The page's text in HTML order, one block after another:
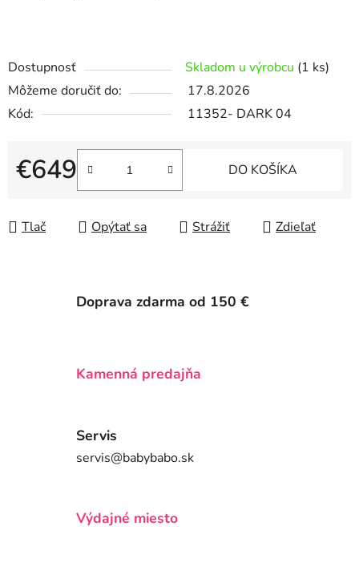
Dostupnosť Skladom u výrobcu (1 ks)
Môžeme doručiť do:
17.8.2026
Kód:
11352- DARK 04
€649
Jednotková cena:
DO KOŠÍKA
Tlač Opýtať sa Strážiť Zdieľať
Doprava zdarma od 150 €
Kamenná predajňa
Servis
servis@babybabo.sk
Výdajné miesto